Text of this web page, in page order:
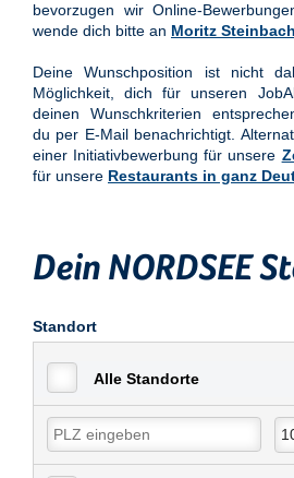
bevorzugen wir Online-
wende dich bitte an Moritz Steinbach
Deine Wunschposition ist nicht
Möglichkeit, dich für unseren
deinen Wunschkriterien
du per E-Mail benachrichtigt.
einer Initiativbewerbung für unsere
für unsere Restaurants in ganz
Dein NORDSEE
Standort
Alle Standorte